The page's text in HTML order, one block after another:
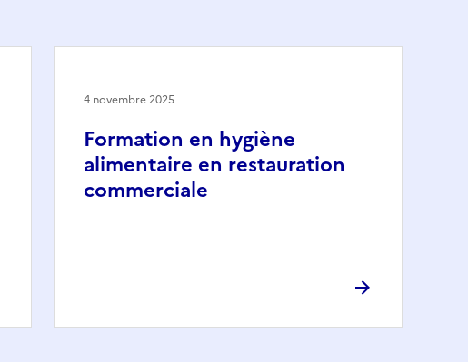
Formation en hygiène
alimentaire en restauration
commerciale
4 novembre 2025